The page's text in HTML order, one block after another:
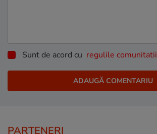
Sunt de acord cu regulile comunitatii
PARTENERI